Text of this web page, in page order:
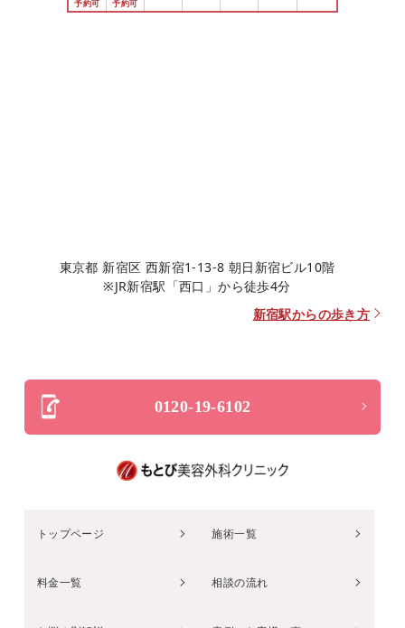
東京都 新宿区 西新宿1-13-8 朝日新宿ビル10階
※JR新宿駅「西口」から徒歩4分
新宿駅からの歩き方
0120-19-6102
トップページ 施術一覧
料金一覧 相談の流れ